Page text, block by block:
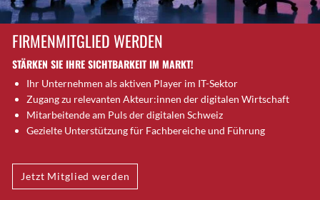
Bülach
Cazis
Cham
Chur
Crissier
Davos Platz
Dietikon
Dietlikon
FIRMENMITGLIED WERDEN
STÄRKEN SIE IHRE SICHTBARKEIT IM MARKT!
Ihr Unternehmen als aktiven Player im IT-Sektor
Zugang zu relevanten Akteur:innen der digitalen Wirtschaft
Mitarbeitende am Puls der digitalen Schweiz
Gezielte Unterstützung für Fachbereiche und Führung
Jetzt Mitglied werden